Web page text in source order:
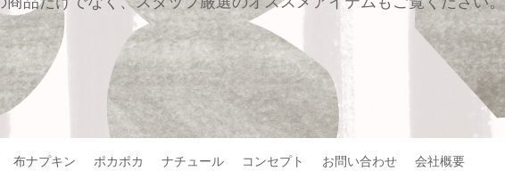
布ナプキン ポカポカ ナチュール コンセプト お問い合わせ 会社概要